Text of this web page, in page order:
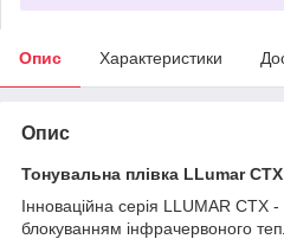
Опис Характеристики
Опис
Тонувальна плівка LLumar
Інноваційна серія LLUMAR CTX -
блокуванням інфрачервоного